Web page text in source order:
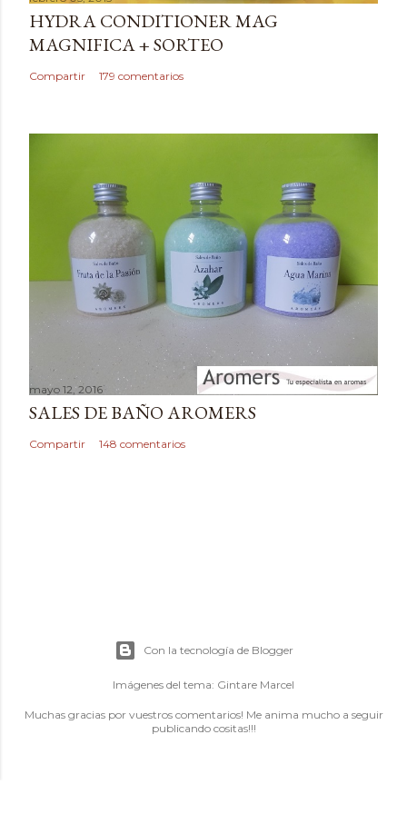
r
u
n
c
o
HYDRA CONDITIONER MAG
MAGNIFICA + SORTEO
Compartir 179 comentarios
mayo 12, 2016
SALES DE BAÑO AROMERS
Compartir 148 comentarios
Con la tecnología de Blogger
Imágenes del tema: Gintare Marcel
Muchas gracias por vuestros comentarios! Me anima mucho a seguir
publicando cositas!!!